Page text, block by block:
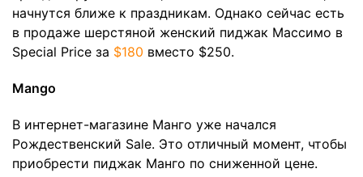
начнутся ближе к праздникам. Однако сейчас есть
в продаже шерстяной женский пиджак Массимо в
Special Price за $180 вместо $250.
Mango
В интернет-магазине Манго уже начался
Рождественский Sale. Это отличный момент, чтобы
приобрести пиджак Манго по сниженной цене.